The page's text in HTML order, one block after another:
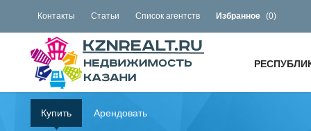
Контакты Статьи Список агентств Избранное (0)
Купить Арендовать